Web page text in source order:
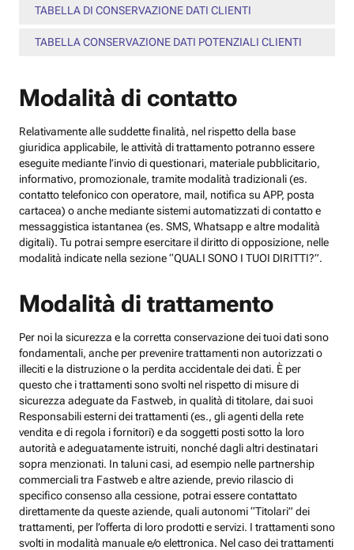
TABELLA DI CONSERVAZIONE DATI CLIENTI
TABELLA CONSERVAZIONE DATI POTENZIALI CLIENTI
Modalità di contatto
Relativamente alle suddette finalità, nel rispetto della base
giuridica applicabile, le attività di trattamento potranno essere
eseguite mediante l’invio di questionari, materiale pubblicitario,
informativo, promozionale, tramite modalità tradizionali (es.
contatto telefonico con operatore, mail, notifica su APP, posta
cartacea) o anche mediante sistemi automatizzati di contatto e
messaggistica istantanea (es. SMS, Whatsapp e altre modalità
digitali). Tu potrai sempre esercitare il diritto di opposizione, nelle
modalità indicate nella sezione “QUALI SONO I TUOI DIRITTI?”.
Modalità di trattamento
Per noi la sicurezza e la corretta conservazione dei tuoi dati sono
fondamentali, anche per prevenire trattamenti non autorizzati o
illeciti e la distruzione o la perdita accidentale dei dati. È per
questo che i trattamenti sono svolti nel rispetto di misure di
sicurezza adeguate da Fastweb, in qualità di titolare, dai suoi
Responsabili esterni dei trattamenti (es., gli agenti della rete
vendita e di regola i fornitori) e da soggetti posti sotto la loro
autorità e adeguatamente istruiti, nonché dagli altri destinatari
sopra menzionati. In taluni casi, ad esempio nelle partnership
commerciali tra Fastweb e altre aziende, previo rilascio di
specifico consenso alla cessione, potrai essere contattato
direttamente da queste aziende, quali autonomi “Titolari” dei
trattamenti, per l’offerta di loro prodotti e servizi. I trattamenti sono
svolti in modalità manuale e/o elettronica. Nel caso dei trattamenti